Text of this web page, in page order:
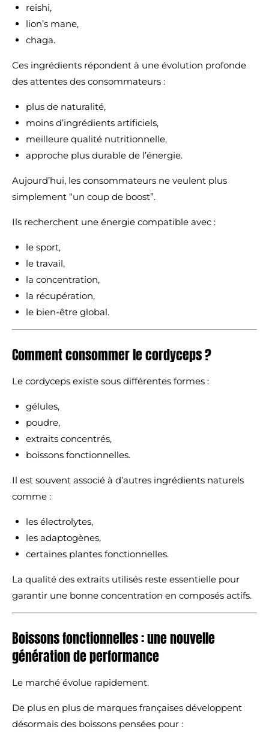
reishi,
lion’s mane,
chaga.
Ces ingrédients répondent à une évolution profonde
des attentes des consommateurs :
plus de naturalité,
moins d’ingrédients artificiels,
meilleure qualité nutritionnelle,
approche plus durable de l’énergie.
Aujourd’hui, les consommateurs ne veulent plus
simplement “un coup de boost”.
Ils recherchent une énergie compatible avec :
le sport,
le travail,
la concentration,
la récupération,
le bien-être global.
Comment consommer le cordyceps ?
Le cordyceps existe sous différentes formes :
gélules,
poudre,
extraits concentrés,
boissons fonctionnelles.
Il est souvent associé à d’autres ingrédients naturels
comme :
les électrolytes,
les adaptogènes,
certaines plantes fonctionnelles.
La qualité des extraits utilisés reste essentielle pour
garantir une bonne concentration en composés actifs.
Boissons fonctionnelles : une nouvelle
génération de performance
Le marché évolue rapidement.
De plus en plus de marques françaises développent
désormais des boissons pensées pour :